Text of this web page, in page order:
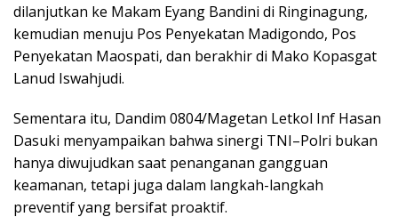
dilanjutkan ke Makam Eyang Bandini di Ringinagung,
kemudian menuju Pos Penyekatan Madigondo, Pos
Penyekatan Maospati, dan berakhir di Mako Kopasgat
Lanud Iswahjudi.
Sementara itu, Dandim 0804/Magetan Letkol Inf Hasan
Dasuki menyampaikan bahwa sinergi TNI–Polri bukan
hanya diwujudkan saat penanganan gangguan
keamanan, tetapi juga dalam langkah-langkah
preventif yang bersifat proaktif.